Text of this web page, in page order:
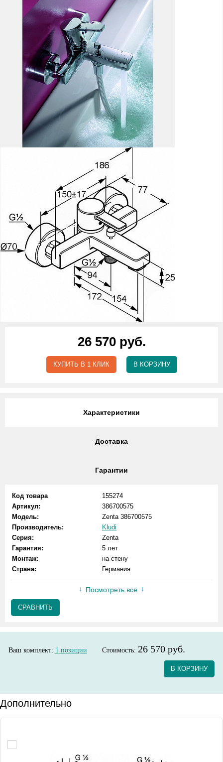
26 570 руб.
КУПИТЬ В 1 КЛИК В КОРЗИНУ
Характеристики
Доставка
Гарантии
Код товара
155274
Артикул:
386700575
Модель:
Zenta 386700575
Производитель:
Kludi
Серия:
Zenta
Гарантия:
5 лет
Монтаж:
на стену
Страна:
Германия
Посмотреть все
СРАВНИТЬ
Ваш комплект: 1 позиции Стоимость: 26 570 руб.
В КОРЗИНУ
Дополнительно